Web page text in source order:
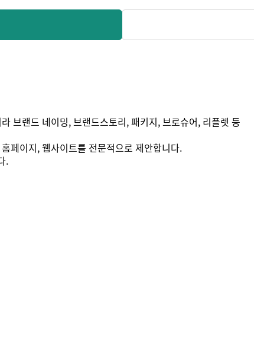
브랜드 네이밍, 브랜드스토리, 패키지, 브로슈어, 리플렛 등
페이지, 웹사이트를 전문적으로 제안합니다.
.